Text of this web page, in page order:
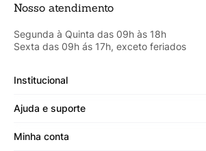
Nosso atendimento
Segunda à Quinta das 09h às 18h
Sexta das 09h ás 17h, exceto feriados
Institucional
Sobre a Cicero
Ajuda e suporte
Termos de uso
Minha conta